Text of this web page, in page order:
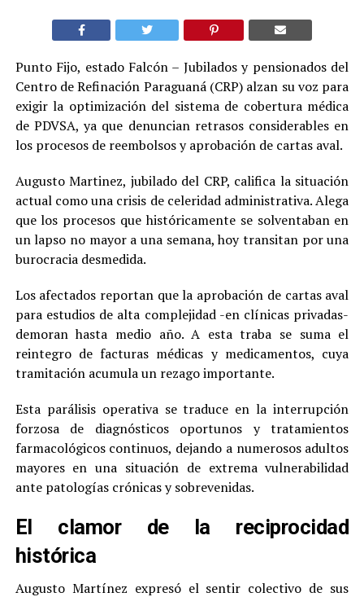
Punto Fijo, estado Falcón – Jubilados y pensionados del
Centro de Refinación Paraguaná (CRP) alzan su voz para
exigir la optimización del sistema de cobertura médica
de PDVSA, ya que denuncian retrasos considerables en
los procesos de reembolsos y aprobación de cartas aval.
Augusto Martinez, jubilado del CRP, califica la situación
actual como una crisis de celeridad administrativa. Alega
que los procesos que históricamente se solventaban en
un lapso no mayor a una semana, hoy transitan por una
burocracia desmedida.
Los afectados reportan que la aprobación de cartas aval
para estudios de alta complejidad -en clínicas privadas-
demoran hasta medio año. A esta traba se suma el
reintegro de facturas médicas y medicamentos, cuya
tramitación acumula un rezago importante.
Esta parálisis operativa se traduce en la interrupción
forzosa de diagnósticos oportunos y tratamientos
farmacológicos continuos, dejando a numerosos adultos
mayores en una situación de extrema vulnerabilidad
ante patologías crónicas y sobrevenidas.
El clamor de la reciprocidad
histórica
Augusto Martínez expresó el sentir colectivo de sus